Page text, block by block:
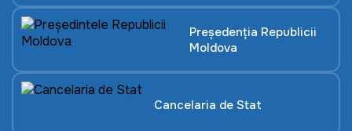
Președenția Republicii
Moldova
Cancelaria de Stat